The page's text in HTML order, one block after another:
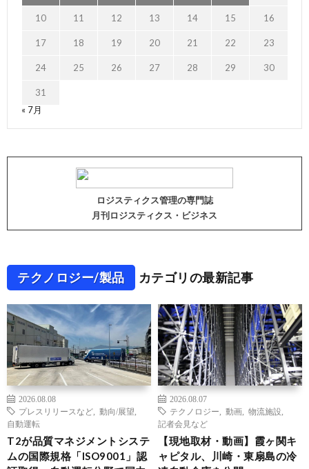
10 11 12 13 14 15 16
17 18 19 20 21 22 23
24 25 26 27 28 29 30
31
« 7月
ロジスティクス管理の専門誌
月刊ロジスティクス・ビジネス
テクノロジー/製品 カテゴリの最新記事
2026.08.08
プレスリリースなど
動向/展望
自動運転
T2が品質マネジメントシステ
ムの国際規格「ISO9001」認
2026.08.07
テクノロジー
動画 物流施設
記者会見など
【現地取材・動画】霞ヶ関キ
ャピタル、川崎・東扇島の冷